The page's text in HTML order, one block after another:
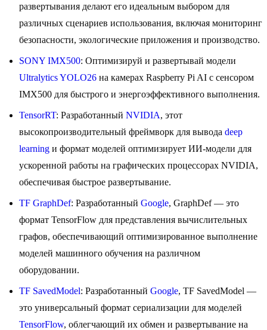
развертывания делают его идеальным выбором для
различных сценариев использования, включая мониторинг
безопасности, экологические приложения и производство.
SONY IMX500: Оптимизируй и развертывай модели
Ultralytics YOLO26 на камерах Raspberry Pi AI с сенсором
IMX500 для быстрого и энергоэффективного выполнения.
TensorRT: Разработанный NVIDIA, этот
высокопроизводительный фреймворк для вывода deep
learning и формат моделей оптимизирует ИИ-модели для
ускоренной работы на графических процессорах NVIDIA,
обеспечивая быстрое развертывание.
TF GraphDef: Разработанный Google, GraphDef — это
формат TensorFlow для представления вычислительных
графов, обеспечивающий оптимизированное выполнение
моделей машинного обучения на различном
оборудовании.
TF SavedModel: Разработанный Google, TF SavedModel —
это универсальный формат сериализации для моделей
TensorFlow, облегчающий их обмен и развертывание на